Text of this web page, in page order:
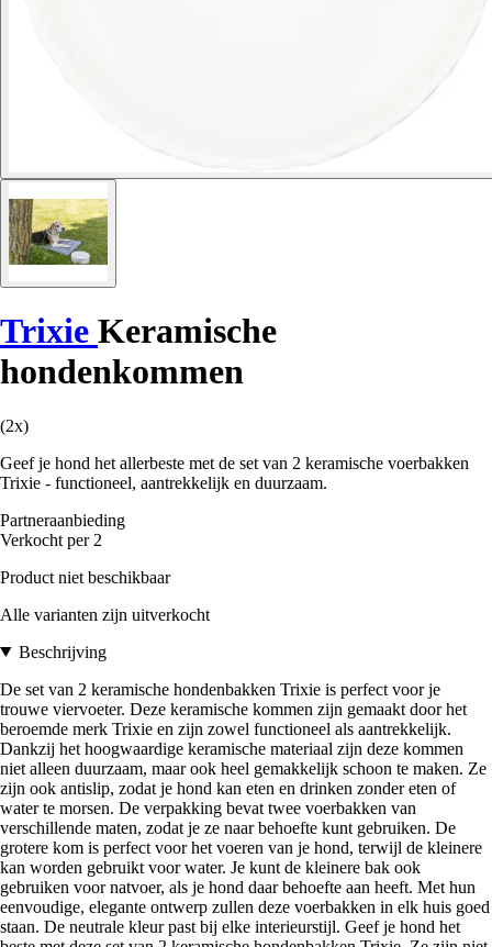
Trixie Keramische
hondenkommen
(2x)
Geef je hond het allerbeste met de set van 2 keramische voerbakken
Trixie - functioneel, aantrekkelijk en duurzaam.
Partneraanbieding
Verkocht per 2
Product niet beschikbaar
Alle varianten zijn uitverkocht
Beschrijving
De set van 2 keramische hondenbakken Trixie is perfect voor je
trouwe viervoeter. Deze keramische kommen zijn gemaakt door het
beroemde merk Trixie en zijn zowel functioneel als aantrekkelijk.
Dankzij het hoogwaardige keramische materiaal zijn deze kommen
niet alleen duurzaam, maar ook heel gemakkelijk schoon te maken. Ze
zijn ook antislip, zodat je hond kan eten en drinken zonder eten of
water te morsen. De verpakking bevat twee voerbakken van
verschillende maten, zodat je ze naar behoefte kunt gebruiken. De
grotere kom is perfect voor het voeren van je hond, terwijl de kleinere
kan worden gebruikt voor water. Je kunt de kleinere bak ook
gebruiken voor natvoer, als je hond daar behoefte aan heeft. Met hun
eenvoudige, elegante ontwerp zullen deze voerbakken in elk huis goed
staan. De neutrale kleur past bij elke interieurstijl. Geef je hond het